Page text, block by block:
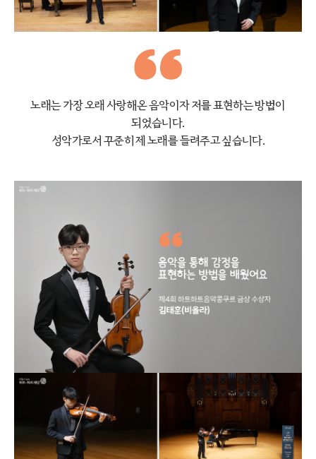
노래는 가장 오래 사랑해온 음악이자저를 표현하는 방법이
되었습니다.
성악가로서 꾸준히 제 노래를 들려주고 싶습니다.